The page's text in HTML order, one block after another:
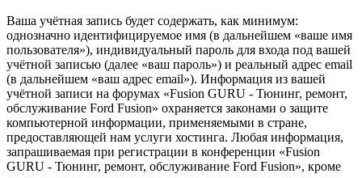
Ваша учётная запись будет содержать, как минимум:
однозначно идентифицируемое имя (в дальнейшем «ваше имя
пользователя»), индивидуальный пароль для входа под вашей
учётной записью (далее «ваш пароль») и реальный адрес email
(в дальнейшем «ваш адрес email»). Информация из вашей
учётной записи на форумах «Fusion GURU - Тюнинг, ремонт,
обслуживание Ford Fusion» охраняется законами о защите
компьютерной информации, применяемыми в стране,
предоставляющей нам услуги хостинга. Любая информация,
запрашиваемая при регистрации в конференции «Fusion
GURU - Тюнинг, ремонт, обслуживание Ford Fusion», кроме